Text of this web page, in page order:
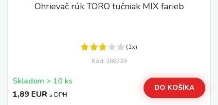
Ohrievač rúk TORO tučniak MIX farieb
(1x)
Kód: 268739
Skladom > 10 ks
1,89 EUR s DPH
DO KOŠÍKA